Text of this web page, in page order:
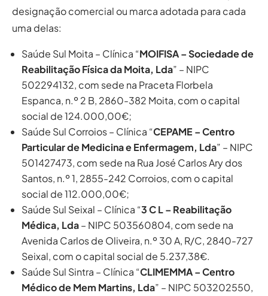
designação comercial ou marca adotada para cada
uma delas:
Saúde Sul Moita – Clínica “MOIFISA – Sociedade de
Reabilitação Física da Moita, Lda” – NIPC
502294132, com sede na Praceta Florbela
Espanca, n.º 2 B, 2860-382 Moita, com o capital
social de 124.000,00€;
Saúde Sul Corroios – Clínica “CEPAME – Centro
Particular de Medicina e Enfermagem, Lda” – NIPC
501427473, com sede na Rua José Carlos Ary dos
Santos, n.º 1, 2855-242 Corroios, com o capital
social de 112.000,00€;
Saúde Sul Seixal – Clínica “3 C L – Reabilitação
Médica, Lda– NIPC 503560804, com sede na
Avenida Carlos de Oliveira, n.º 30 A, R/C, 2840-727
Seixal, com o capital social de 5.237,38€.
Saúde Sul Sintra – Clínica “CLIMEMMA – Centro
Médico de Mem Martins, Lda” – NIPC 503202550,